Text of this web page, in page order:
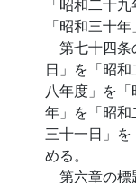
「昭和三十年
第七十四
日」を「昭
八年度」を
年」を「昭
三十一日」
める。
第六章の標